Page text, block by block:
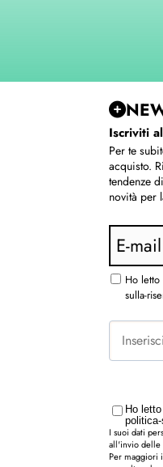
Iscriviti
Per te
acquisto.
tendenze
novità per
Ho
sulla-
Ho
I suoi dati
all'invio delle
Per maggiori